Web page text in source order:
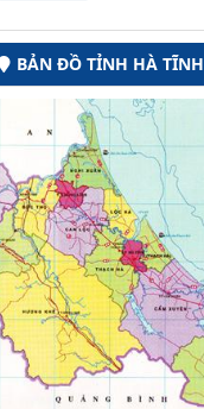
BẢN ĐỒ TỈNH HÀ TĨNH